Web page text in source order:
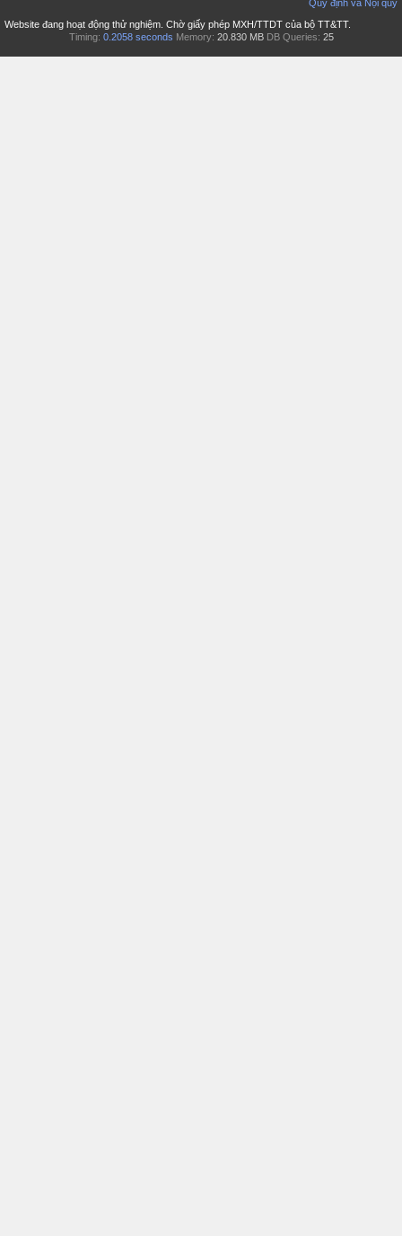
Quy định và Nội quy
Website đang hoạt động thử nghiệm. Chờ giấy phép MXH/TTDT của bộ TT&TT.
Timing: 0.2058 seconds Memory: 20.830 MB DB Queries: 25